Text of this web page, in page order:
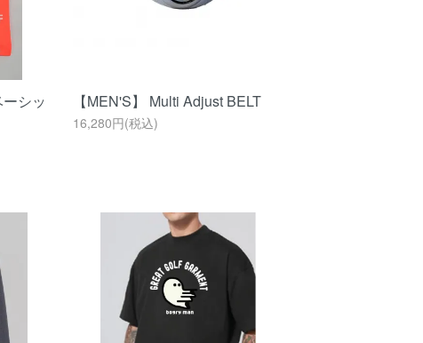
ーシッ
【MEN'S】 Multi Adjust BELT
16,280円(税込)